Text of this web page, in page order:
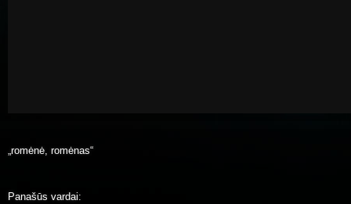
„romėnė, romėnas“
Panašūs vardai: